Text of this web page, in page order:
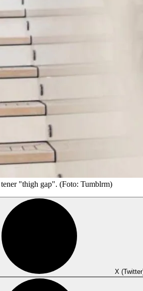
"thigh gap". (Foto: Tumblrm)
X